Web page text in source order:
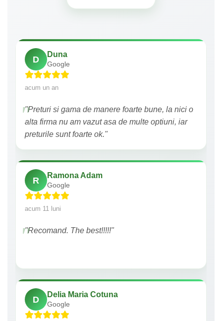
D
Duna
Google
acum un an
"Preturi si gama de manere foarte bune, la nici o
alta firma nu am vazut asa de multe optiuni, iar
preturile sunt foarte ok."
R
Ramona Adam
Google
acum 11 luni
"Recomand. The best!!!!!"
D
Delia Maria Cotuna
Google